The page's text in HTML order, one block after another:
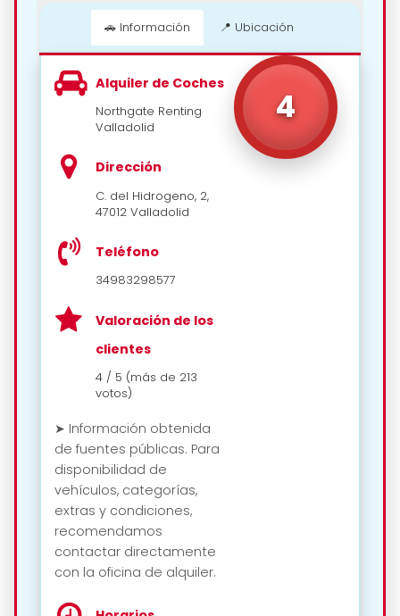
📍 Cómo llegar
🚗 Información 📍 Ubicación
4
Alquiler de Coches
Northgate Renting
Valladolid
Dirección
C. del Hidrogeno, 2,
47012 Valladolid
Teléfono
34983298577
Valoración de los
clientes
4 / 5 (más de 213
votos)
➤ Información obtenida
de fuentes públicas. Para
disponibilidad de
vehículos, categorías,
extras y condiciones,
recomendamos
contactar directamente
con la oficina de alquiler.